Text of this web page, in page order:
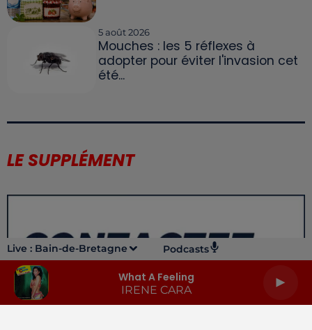
Live : Bain-de-Bretagne Podcasts
What A Feeling
IRENE CARA
5 août 2026
Mouches : les 5 réflexes à
adopter pour éviter l'invasion cet
été...
LE SUPPLÉMENT